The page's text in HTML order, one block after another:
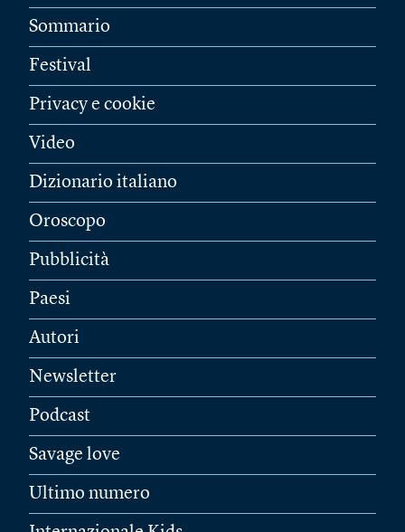
Sommario
Festival
Privacy e cookie
Video
Dizionario italiano
Oroscopo
Pubblicità
Paesi
Autori
Newsletter
Podcast
Savage love
Ultimo numero